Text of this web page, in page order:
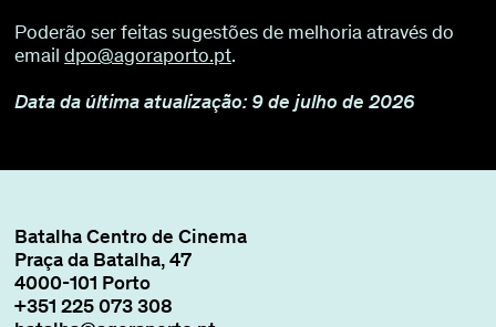
Poderão ser feitas sugestões de melhoria através do
emaildpo@agoraporto.pt.
Data da última atualização: 9 de julho de 2026
Batalha Centro de Cinema
Praça da Batalha, 47
4000-101 Porto
+351 225 073 308